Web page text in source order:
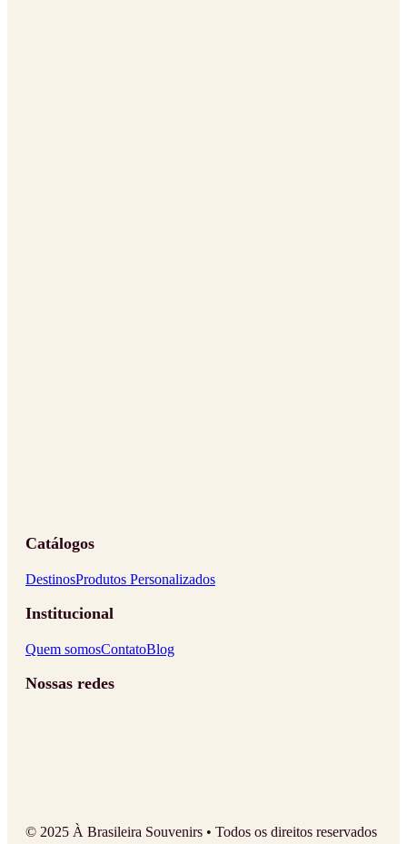
Catálogos
DestinosProdutos Personalizados
Institucional
Quem somosContatoBlog
Nossas redes
© 2025 À Brasileira Souvenirs • Todos os direitos reservados